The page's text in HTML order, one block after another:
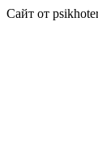
Сайт от